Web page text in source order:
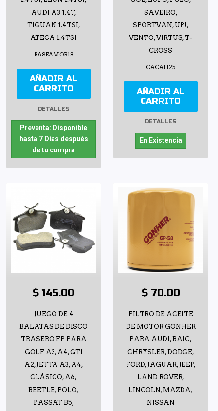
AUDI A3 1.4T,
TIGUAN 1.4TSI,
ATECA 1.4TSI
BASEAMOR18
AÑADIR AL
CARRITO
DETALLES
Preventa: Disponible
hasta 7 Días después
de tu compra
SAVEIRO,
SPORTVAN, UP!,
VENTO, VIRTUS, T-
CROSS
CACAH25
AÑADIR AL
CARRITO
DETALLES
En Existencia
$ 145.00
JUEGO DE 4
BALATAS DE DISCO
TRASERO FP PARA
GOLF A3, A4, GTI
A2, JETTA A3, A4,
CLÁSICO, A6,
BEETLE, POLO,
PASSAT B5,
$ 70.00
FILTRO DE ACEITE
DE MOTOR GONHER
PARA AUDI, BAIC,
CHRYSLER, DODGE,
FORD, JAGUAR, JEEP,
LAND ROVER,
LINCOLN, MAZDA,
NISSAN